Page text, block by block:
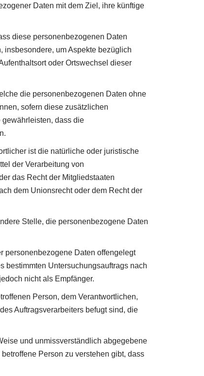
Daten mit dem Ziel, ihre künftige
diese personenbezogenen Daten
insbesondere, um Aspekte bezüglich
oder Ortswechsel dieser
die personenbezogenen Daten ohne
sofern diese zusätzlichen
gewährleisten, dass die
ist die natürliche oder juristische
der Verarbeitung von
das Recht der Mitgliedstaaten
dem Unionsrecht oder dem Recht der
Stelle, die personenbezogene Daten
Daten offengelegt
bestimmten Untersuchungsauftrags nach
nicht als Empfänger.
Person, dem Verantwortlichen,
Auftragsverarbeiters befugt sind, die
und unmissverständlich abgegebene
Person zu verstehen gibt, dass